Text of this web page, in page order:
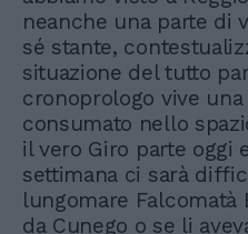
neanche una parte di
sé stante,
situazione del tutto
cronoprologo vive
consumato nello
il vero Giro parte oggi
settimana ci sarà
lungomare Falcomatà
da Cunego o se li